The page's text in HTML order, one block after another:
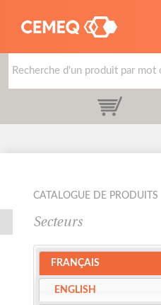
Catalogue de produits
Secteurs
FRANÇAIS
ENGLISH